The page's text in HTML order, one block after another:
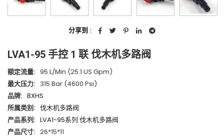
分享到 :
LVA1-95 手控 1 联 伐木机多路阀
额定流量: 95 L/min (25.1 US Gpm)
最大压力: 315 Bar (4600 Psi)
品牌: BXHS
所属类别: 伐木机多路阀
产品系列: LVA1-95系列 伐木机多路阀
产品尺寸: 26*15*11